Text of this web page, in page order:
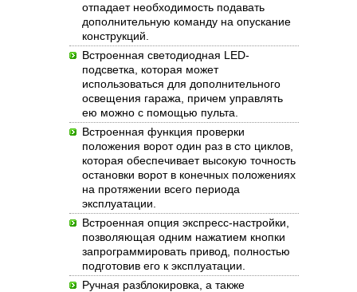
отпадает необходимость подавать
дополнительную команду на опускание
конструкций.
Встроенная светодиодная LED-
подсветка, которая может
использоваться для дополнительного
освещения гаража, причем управлять
ею можно с помощью пульта.
Встроенная функция проверки
положения ворот один раз в сто циклов,
которая обеспечивает высокую точность
остановки ворот в конечных положениях
на протяжении всего периода
эксплуатации.
Встроенная опция экспресс-настройки,
позволяющая одним нажатием кнопки
запрограммировать привод, полностью
подготовив его к эксплуатации.
Ручная разблокировка, а также